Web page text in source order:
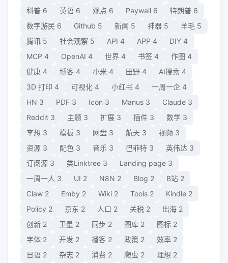
科普 6 英语 6 观点 6 Paywall 6 特朗普 6
数字游民 6 Github 5 新闻 5 神器 5 羊毛 5
腾讯 5 社会观察 5 API 4 APP 4 DIY 4
MCP 4 OpenAI 4 世界 4 书签 4 作图 4
健康 4 博客 4 小米 4 田野 4 AI搜索 4
3D 打印 4 可视化 4 小红书 4 一周一企 4
HN 3 PDF 3 Icon 3 Manus 3 Claude 3
Reddit 3 主题 3 扩展 3 插件 3 数学 3
李想 3 模板 3 网盘 3 航天 3 视频 3
资源 3 配色 3 音乐 3 巴菲特 3 英伟达 3
订阅源 3 类Linktree 3 Landing page 3
一周一人 3 UI 2 N8N 2 Blog 2 B站 2
Claw 2 Emby 2 Wiki 2 Tools 2 Kindle 2
Policy 2 京东 2 人口 2 关税 2 出海 2
创新 2 卫星 2 同步 2 图库 2 图标 2
字体 2 开发 2 播客 2 政策 2 效率 2
日语 2 杂志 2 消费 2 爬虫 2 理想 2